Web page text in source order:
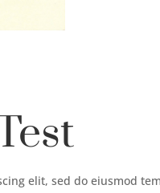
elit, sed do eiusmod